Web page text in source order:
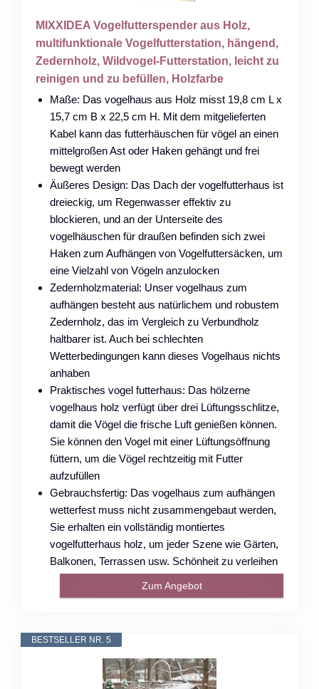
MIXXIDEA Vogelfutterspender aus Holz,
multifunktionale Vogelfutterstation, hängend,
Zedernholz, Wildvogel-Futterstation, leicht zu
reinigen und zu befüllen, Holzfarbe
Maße: Das vogelhaus aus Holz misst 19,8 cm L x
15,7 cm B x 22,5 cm H. Mit dem mitgelieferten
Kabel kann das futterhäuschen für vögel an einen
mittelgroßen Ast oder Haken gehängt und frei
bewegt werden
Äußeres Design: Das Dach der vogelfutterhaus ist
dreieckig, um Regenwasser effektiv zu
blockieren, und an der Unterseite des
vogelhäuschen für draußen befinden sich zwei
Haken zum Aufhängen von Vogelfuttersäcken, um
eine Vielzahl von Vögeln anzulocken
Zedernholzmaterial: Unser vogelhaus zum
aufhängen besteht aus natürlichem und robustem
Zedernholz, das im Vergleich zu Verbundholz
haltbarer ist. Auch bei schlechten
Wetterbedingungen kann dieses Vogelhaus nichts
anhaben
Praktisches vogel futterhaus: Das hölzerne
vogelhaus holz verfügt über drei Lüftungsschlitze,
damit die Vögel die frische Luft genießen können.
Sie können den Vogel mit einer Lüftungsöffnung
füttern, um die Vögel rechtzeitig mit Futter
aufzufüllen
Gebrauchsfertig: Das vogelhaus zum aufhängen
wetterfest muss nicht zusammengebaut werden,
Sie erhalten ein vollständig montiertes
vogelfutterhaus holz, um jeder Szene wie Gärten,
Balkonen, Terrassen usw. Schönheit zu verleihen
Zum Angebot
BESTSELLER NR. 5